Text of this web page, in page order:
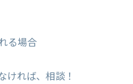
る場合
ければ、相談！